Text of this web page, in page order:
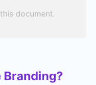
document.
Branding?